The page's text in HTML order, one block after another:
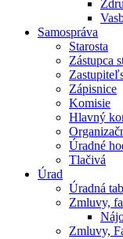
Samospráva
Starosta
Zástupca
Zápisnice
Komisie
Hlavný
Úradné
Tlačivá
Úrad
Úradná
Zmluvy,
Zmluvy,